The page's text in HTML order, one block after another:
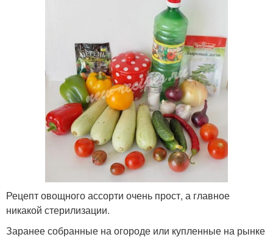
Рецепт овощного ассорти очень прост, а главное
никакой стерилизации.
Заранее собранные на огороде или купленные на рынке